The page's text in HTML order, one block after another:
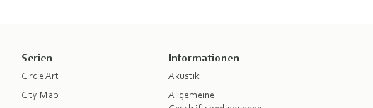
Serien
Circle Art
City Map
Informationen
Akustik
Allgemeine